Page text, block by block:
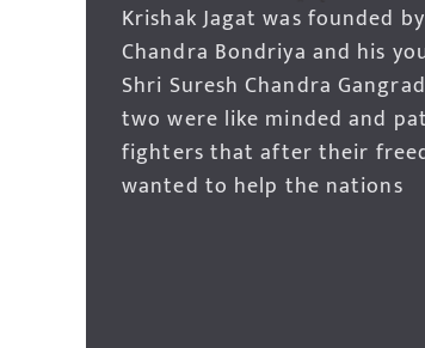
Krishak Jagat was founded
Chandra Bondriya and his
Shri Suresh Chandra
two were like minded and
fighters that after their
wanted to help the nations